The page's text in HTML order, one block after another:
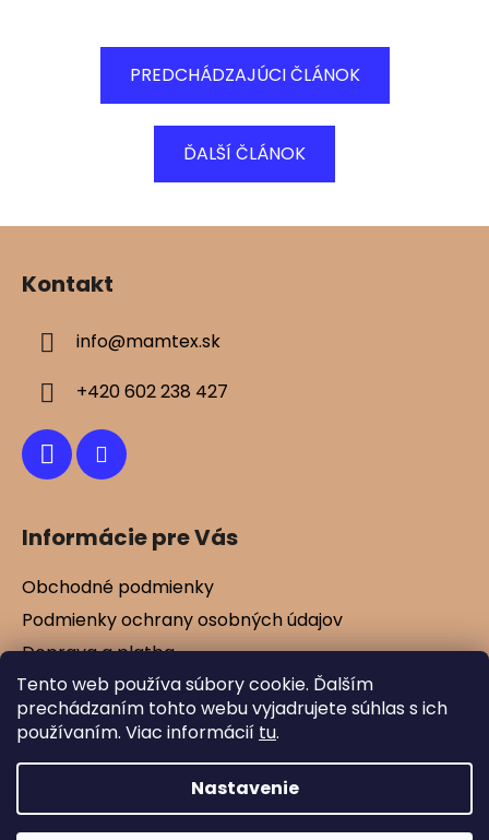
Tento web používa súbory cookie. Ďalším
prechádzaním tohto webu vyjadrujete súhlas s ich
používaním. Viac informácií tu.
Nastavenie
PREDCHÁDZAJÚCI ČLÁNOK
ĎALŠÍ ČLÁNOK
Z
Kontakt
info@mamtex.sk
+420 602 238 427
Informácie pre Vás
Obchodné podmienky
Podmienky ochrany osobných údajov
Doprava a platba
Kontakty
Vernostné zľavy